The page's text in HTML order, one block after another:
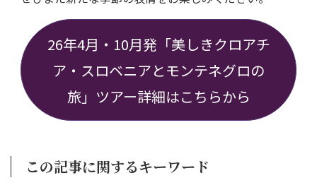
26年4月・10月発「美しきクロアチ
ア・スロベニアとモンテネグロの
旅」ツアー詳細はこちらから
この記事に関するキーワード